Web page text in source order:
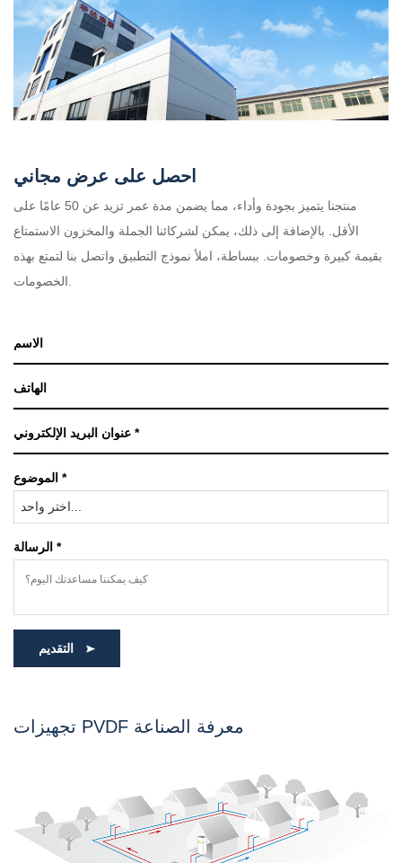
احصل على عرض مجاني
منتجنا يتميز بجودة وأداء، مما يضمن مدة عمر تزيد عن 50 عامًا على
الأقل. بالإضافة إلى ذلك، يمكن لشركائنا الجملة والمخزون الاستمتاع
بقيمة كبيرة وخصومات. ببساطة، املأ نموذج التطبيق واتصل بنا لتمتع بهذه
الموضوع *
الرسالة *
تجهيزات PVDF معرفة الصناعة